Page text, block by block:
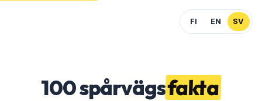
FI EN SV
100spårvägsfakta